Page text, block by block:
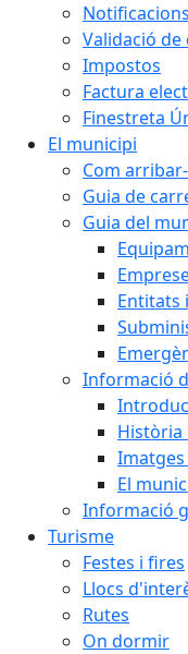
Validació
Impostos
Factura
Finestreta
El municipi
Com
Guia de
Guia del
Entitats
Informació
Història
El
Informació
Turisme
Festes i fires
Llocs
Rutes
On dormir